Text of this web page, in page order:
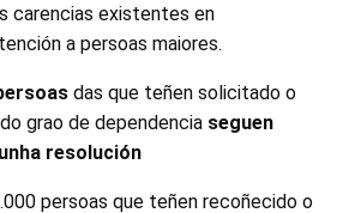
carencias existentes en
a persoas maiores.
das que teñen solicitado o
grao de dependencia seguen
resolución
persoas que teñen recoñecido o